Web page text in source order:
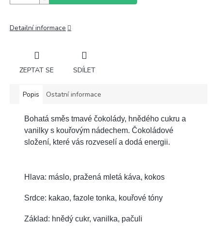
Detailní informace
ZEPTAT SE SDÍLET
Popis Ostatní informace
Bohatá směs tmavé čokolády, hnědého cukru a
vanilky s kouřovým nádechem. Čokoládové
složení, které vás rozveselí a dodá energii.
Hlava: máslo, pražená mletá káva, kokos
Srdce: kakao, fazole tonka, kouřové tóny
Základ: hnědý cukr, vanilka, pačuli